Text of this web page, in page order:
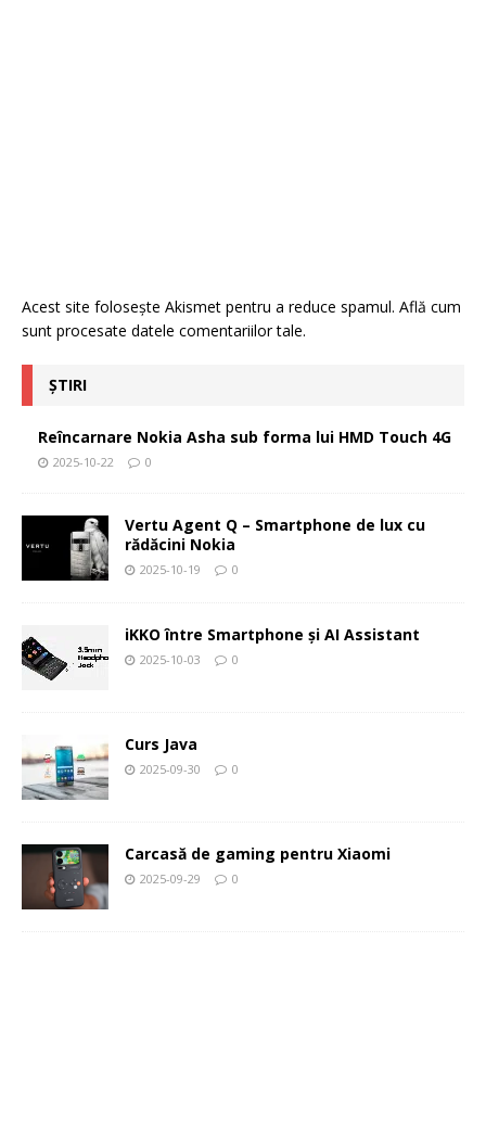
Acest site folosește Akismet pentru a reduce spamul. Află cum
sunt procesate datele comentariilor tale.
ȘTIRI
Reîncarnare Nokia Asha sub forma lui HMD Touch 4G
2025-10-22 0
Vertu Agent Q – Smartphone de lux cu
rădăcini Nokia
2025-10-19 0
iKKO între Smartphone și AI Assistant
2025-10-03 0
Curs Java
2025-09-30 0
Carcasă de gaming pentru Xiaomi
2025-09-29 0